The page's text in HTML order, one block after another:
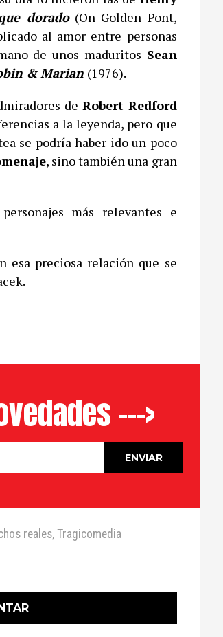
dorado(On Golden Pont,
al amor entre personas
de unos maduritos Sean
& Marian (1976).
de Robert Redford
a la leyenda, pero que
se podría haber ido un poco
, sino también una gran
más relevantes e
esa preciosa relación que se
--->
reales, Tragicomedia